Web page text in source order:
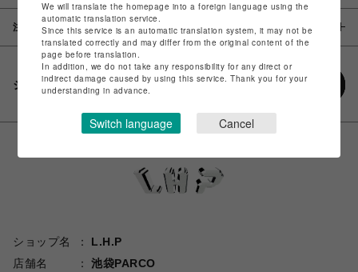
注意事項
シェアする
ショップ名
L.H.P
店舗名
池袋PARCO
We will translate the homepage into a foreign language using the
automatic translation service.
Since this service is an automatic translation system, it may not be
translated correctly and may differ from the original content of the
page before translation.
In addition, we do not take any responsibility for any direct or
indirect damage caused by using this service. Thank you for your
understanding in advance.
Switch language Cancel